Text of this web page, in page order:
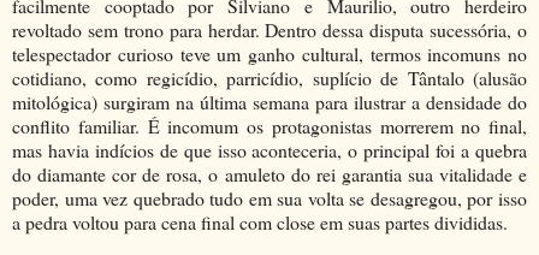
facilmente cooptado por Silviano e Maurilio, outro herdeiro
revoltado sem trono para herdar. Dentro dessa disputa sucessória, o
telespectador curioso teve um ganho cultural, termos incomuns no
cotidiano, como regicídio, parricídio, suplício de Tântalo (alusão
mitológica) surgiram na última semana para ilustrar a densidade do
conflito familiar. É incomum os protagonistas morrerem no final,
mas havia indícios de que isso aconteceria, o principal foi a quebra
do diamante cor de rosa, o amuleto do rei garantia sua vitalidade e
poder, uma vez quebrado tudo em sua volta se desagregou, por isso
a pedra voltou para cena final com close em suas partes divididas.